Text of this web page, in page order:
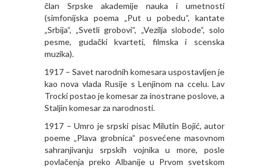
član Srpske akademije nauka i umetnosti
(simfonijska poema „Put u pobedu“, kantate
„Srbija“, „Svetli grobovi“, „Vezilja slobode“, solo
pesme, gudački kvarteti, filmska i scenska
muzika).
1917 – Savet narodnih komesara uspostavljen je
kao nova vlada Rusije s Lenjinom na ccelu. Lav
Trocki postao je komesar za inostrane poslove, a
Staljin komesar za narodnosti.
1917 – Umro je srpski pisac Milutin Bojić, autor
poeme „Plava grobnica“ posvećene masovnom
sahranjivanju srpskih vojnika u more, posle
povlačenja preko Albanije u Prvom svetskom